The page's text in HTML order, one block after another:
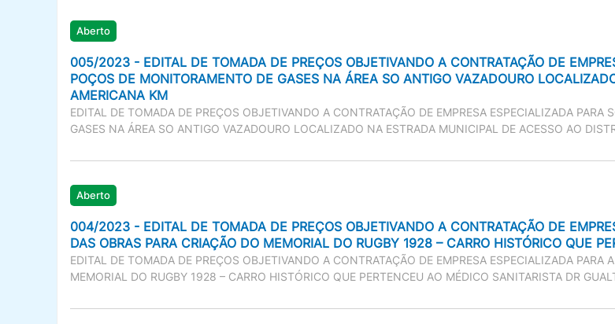
Aberto
005/2023 - EDITAL DE TOMADA DE PREÇOS OBJETIVANDO A CONTRATAÇÃO DE
POÇOS DE MONITORAMENTO DE GASES NA ÁREA SO ANTIGO VAZADOURO
AMERICANA KM
EDITAL DE TOMADA DE PREÇOS OBJETIVANDO A CONTRATAÇÃO DE EMPRESA ESPECIALIZADA
GASES NA ÁREA SO ANTIGO VAZADOURO LOCALIZADO NA ESTRADA MUNICIPAL DE ACESSO AO
Aberto
004/2023 - EDITAL DE TOMADA DE PREÇOS OBJETIVANDO A CONTRATAÇÃO DE
DAS OBRAS PARA CRIAÇÃO DO MEMORIAL DO RUGBY 1928 – CARRO HISTÓRICO QUE
EDITAL DE TOMADA DE PREÇOS OBJETIVANDO A CONTRATAÇÃO DE EMPRESA ESPECIALIZADA PARA
MEMORIAL DO RUGBY 1928 – CARRO HISTÓRICO QUE PERTENCEU AO MÉDICO SANITARISTA DR